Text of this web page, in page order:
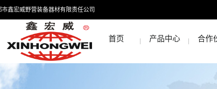
市鑫宏威野营装备器材有限责任公司
首页 产品中心 合作